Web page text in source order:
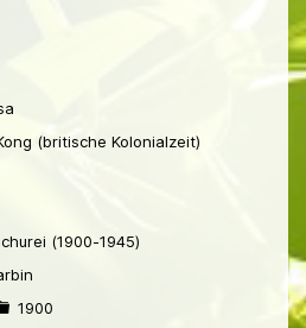
(britische Kolonialzeit)
(1900-1945)
1900